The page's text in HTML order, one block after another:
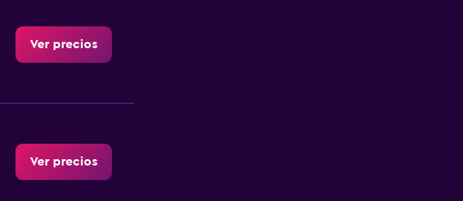
Ver precios
Ver precios